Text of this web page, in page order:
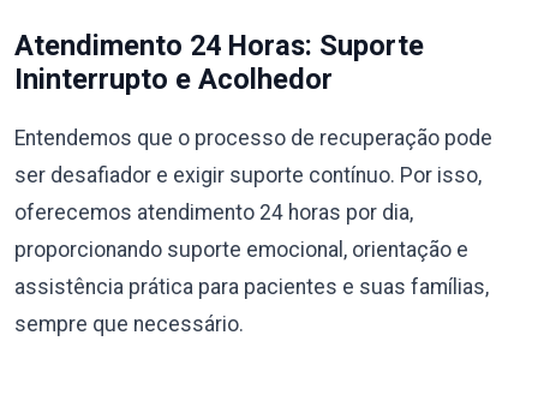
Atendimento 24 Horas: Suporte
Ininterrupto e Acolhedor
Entendemos que o processo de recuperação pode
ser desafiador e exigir suporte contínuo. Por isso,
oferecemos atendimento 24 horas por dia,
proporcionando suporte emocional, orientação e
assistência prática para pacientes e suas famílias,
sempre que necessário.